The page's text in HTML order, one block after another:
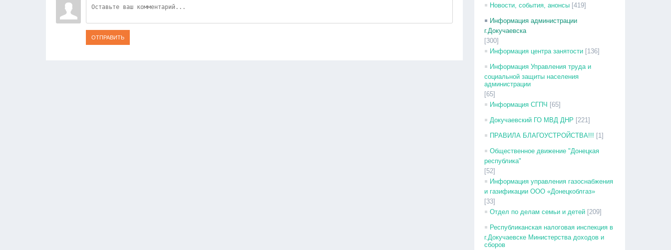
ОТПРАВИТЬ
Новости, события, анонсы [419]
Информация администрации
г.Докучаевска
[300]
Информация центра занятости [136]
Информация Управления труда и
социальной защиты населения
администрации
[65]
Информация СГПЧ [65]
Докучаевский ГО МВД ДНР [221]
ПРАВИЛА БЛАГОУСТРОЙСТВА!!! [1]
Общественное движение "Донецкая
республика"
[52]
Информация управления газоснабжения
и газификации ООО «Донецкоблгаз»
[33]
Отдел по делам семьи и детей [209]
Республиканская налоговая инспекция в
г.Докучаевске Министерства доходов и
сборов